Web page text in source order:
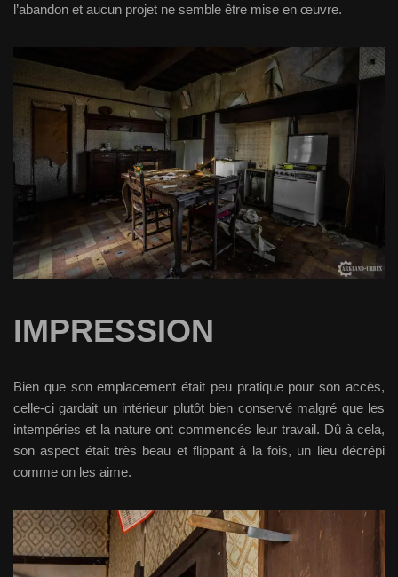
l’abandon et aucun projet ne semble être mise en œuvre.
IMPRESSION
Bien que son emplacement était peu pratique pour son accès,
celle-ci gardait un intérieur plutôt bien conservé malgré que les
intempéries et la nature ont commencés leur travail. Dû à cela,
son aspect était très beau et flippant à la fois, un lieu décrépi
comme on les aime.